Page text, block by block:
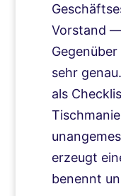
Vorstand
sehr
als
erzeugt
benennt